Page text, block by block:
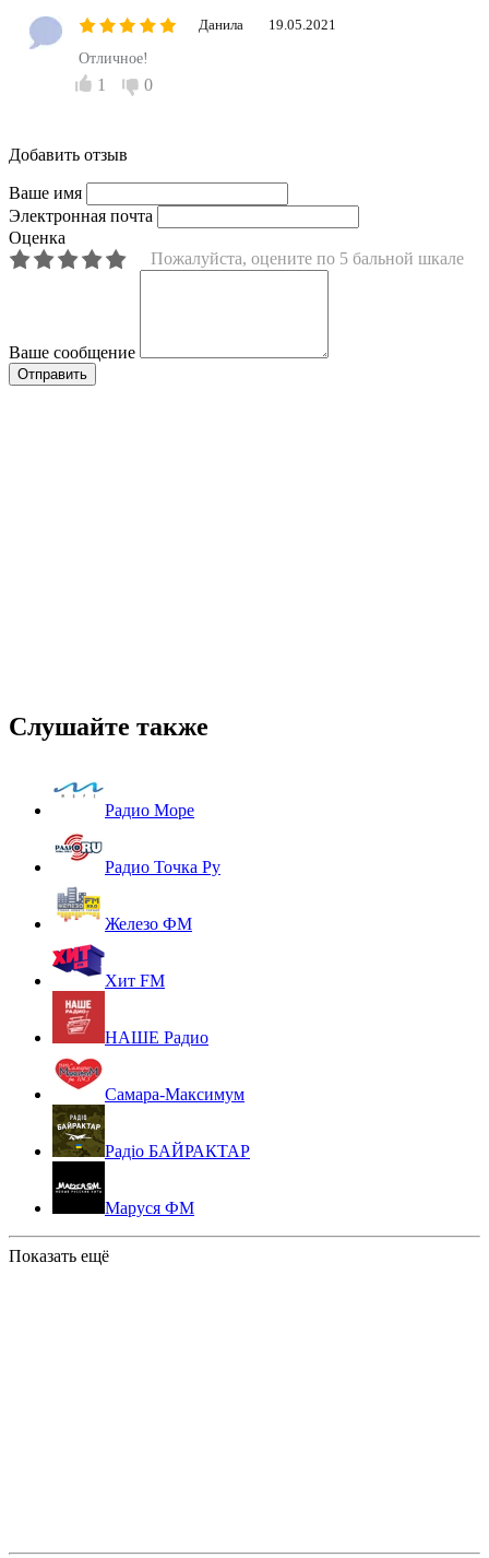
Данила 19.05.2021
Отличное!
1 0
Добавить отзыв
Ваше имя
Электронная почта
Оценка
Пожалуйста, оцените по 5 бальной шкале
Ваше сообщение
Слушайте также
Радио Море
Радио Точка Ру
Железо ФМ
Хит FM
НАШЕ Радио
Самара-Максимум
Радіо БАЙРАКТАР
Маруся ФМ
Показать ещё